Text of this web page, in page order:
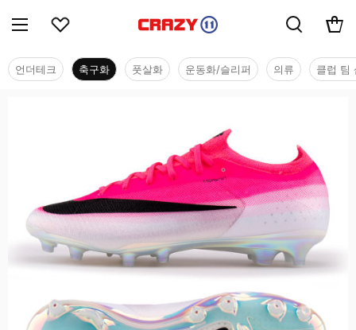
언더테크 축구화 풋살화 운동화/슬리퍼 의류 클럽 팀